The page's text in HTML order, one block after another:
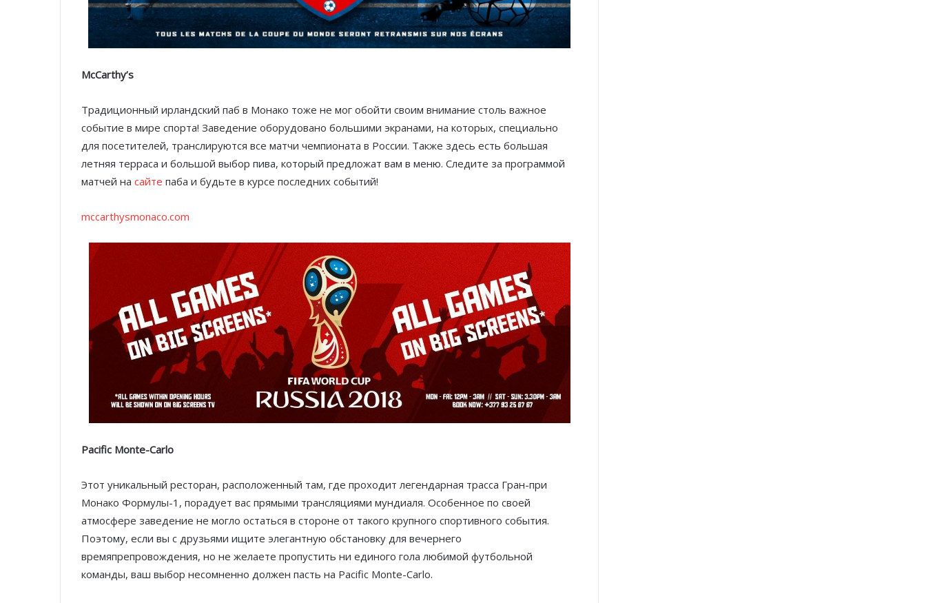
McCarthy’s
Традиционный ирландский паб в Монако тоже не мог обойти своим внимание столь важное
событие в мире спорта! Заведение оборудовано большими экранами, на которых, специально
для посетителей, транслируются все матчи чемпионата в России. Также здесь есть большая
летняя терраса и большой выбор пива, который предложат вам в меню. Следите за программой
матчей на сайте паба и будьте в курсе последних событий!
mccarthysmonaco.com
Pacific Monte-Carlo
Этот уникальный ресторан, расположенный там, где проходит легендарная трасса Гран-при
Монако Формулы-1, порадует вас прямыми трансляциями мундиаля. Особенное по своей
атмосфере заведение не могло остаться в стороне от такого крупного спортивного события.
Поэтому, если вы с друзьями ищите элегантную обстановку для вечернего
времяпрепровождения, но не желаете пропустить ни единого гола любимой футбольной
команды, ваш выбор несомненно должен пасть на Pacific Monte-Carlo.